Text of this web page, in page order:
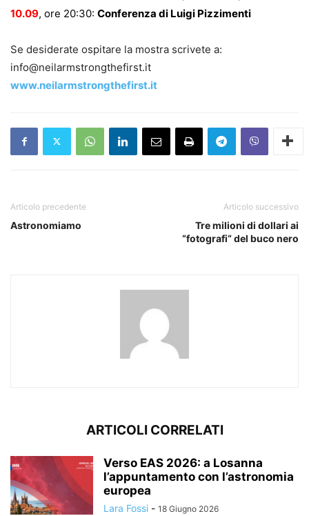
10.09, ore 20:30: Conferenza di Luigi Pizzimenti
Se desiderate ospitare la mostra scrivete a:
info@neilarmstrongthefirst.it
www.neilarmstrongthefirst.it
Articolo precedente
Astronomiamo
Articolo successivo
Tre milioni di dollari ai
“fotografi“ del buco nero
ARTICOLI CORRELATI
Verso EAS 2026: a Losanna
l’appuntamento con l’astronomia
europea
Lara Fossi - 18 Giugno 2026